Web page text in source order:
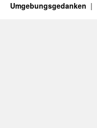
Umgebungsgedanken